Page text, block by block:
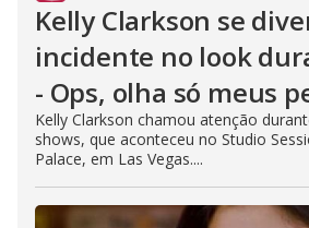
Kelly Clarkson se
incidente no look
- Ops, olha só meus
Kelly Clarkson chamou atenção
shows, que aconteceu no Studio
Palace, em Las Vegas....